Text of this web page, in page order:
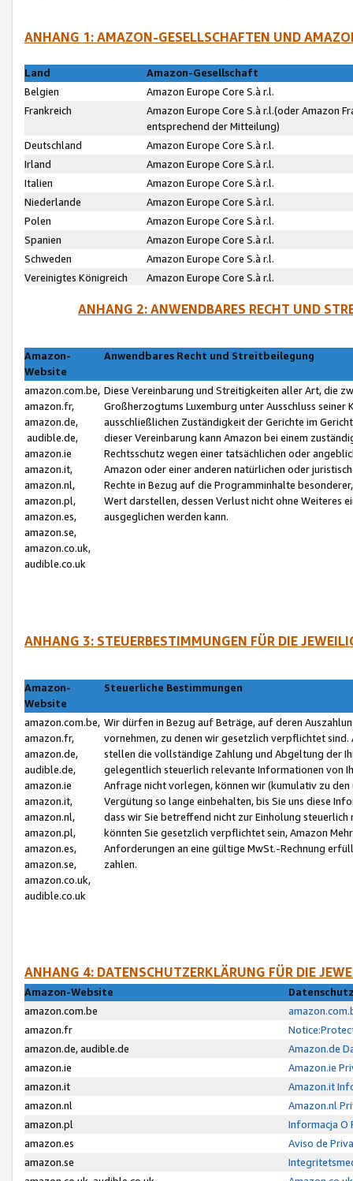
ANHANG 1: AMAZON-GESELLSCHAFTEN UND
Land
Amazon-Gesellschaft
Belgien
Amazon Europe Core S.à r.l.
Frankreich
Amazon Europe Core S.à r.l.(oder Amazon
entsprechend der Mitteilung)
Deutschland
Amazon Europe Core S.à r.l.
Irland
Amazon Europe Core S.à r.l.
Italien
Amazon Europe Core S.à r.l.
Niederlande
Amazon Europe Core S.à r.l.
Polen
Amazon Europe Core S.à r.l.
Spanien
Amazon Europe Core S.à r.l.
Schweden
Amazon Europe Core S.à r.l.
Vereinigtes Königreich
Amazon Europe Core S.à r.l.
ANHANG 2: ANWENDBARES RECHT UND
Amazon-
Website
Anwendbares Recht und Streitbeilegung
amazon.com.be,
amazon.fr,
amazon.de,
audible.de,
amazon.ie
amazon.it,
amazon.nl,
amazon.pl,
amazon.es,
amazon.se,
amazon.co.uk,
audible.co.uk
Diese Vereinbarung und Streitigkeiten aller Art, die
Großherzogtums Luxemburg unter Ausschluss
ausschließlichen Zuständigkeit der Gerichte im
dieser Vereinbarung kann Amazon bei einem
Rechtsschutz wegen einer tatsächlichen oder
Amazon oder einer anderen natürlichen oder
Rechte in Bezug auf die Programminhalte
Wert darstellen, dessen Verlust nicht ohne Weiteres
ausgeglichen werden kann.
ANHANG 3: STEUERBESTIMMUNGEN FÜR DIE
Amazon-
Website
Steuerliche Bestimmungen
amazon.com.be,
amazon.fr,
amazon.de,
audible.de,
amazon.ie
amazon.it,
amazon.nl,
amazon.pl,
amazon.es,
amazon.se,
amazon.co.uk,
audible.co.uk
Wir dürfen in Bezug auf Beträge, auf deren
vornehmen, zu denen wir gesetzlich verpflichtet
stellen die vollständige Zahlung und Abgeltung der
gelegentlich steuerlich relevante Informationen von
Anfrage nicht vorlegen, können wir (kumulativ zu
Vergütung so lange einbehalten, bis Sie uns diese
dass wir Sie betreffend nicht zur Einholung
könnten Sie gesetzlich verpflichtet sein, Amazon
Anforderungen an eine gültige MwSt.-Rechnung
zahlen.
ANHANG 4: DATENSCHUTZERKLÄRUNG FÜR DIE
Amazon-Website
amazon.com.be
amazon.fr
amazon.de, audible.de
Amazon.de
amazon.ie
Amazon.ie
amazon.it
Amazon.it
amazon.nl
Amazon.nl
amazon.pl
Informacja O
amazon.es
Aviso de
amazon.se